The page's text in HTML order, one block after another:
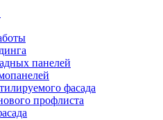
панелей
фасада
профлиста